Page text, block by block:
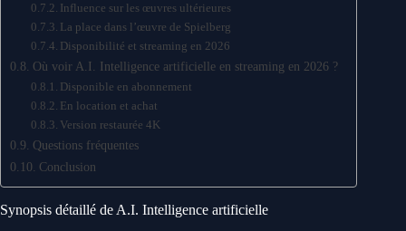
Influence sur les œuvres ultérieures
La place dans l’œuvre de Spielberg
Disponibilité et streaming en 2026
Où voir A.I. Intelligence artificielle en streaming en 2026 ?
Disponible en abonnement
En location et achat
Version restaurée 4K
Questions fréquentes
Conclusion
Synopsis détaillé de A.I. Intelligence artificielle